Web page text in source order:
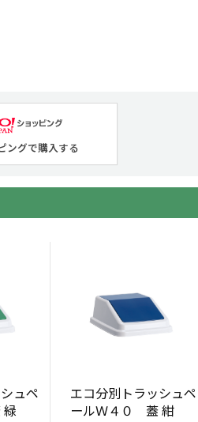
ングで購入する
ュペ
緑
エコ分別トラッシュペ
ールＷ４０ 蓋 紺